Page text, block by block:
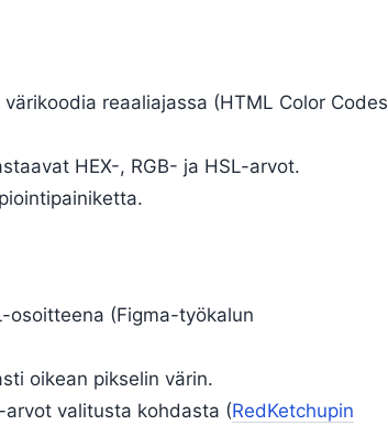
reaaliajassa (HTML Color Codes
HEX-, RGB- ja HSL-arvot.
osoitteena (Figma-työkalun
oikean pikselin värin.
valitusta kohdasta (RedKetchupin